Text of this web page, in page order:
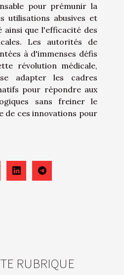
pour prémunir la
utilisations abusives et
ainsi que l'efficacité des
Les autorités de
à d'immenses défis
révolution médicale,
adapter les cadres
pour répondre aux
sans freiner le
de ces innovations pour
RUBRIQUE